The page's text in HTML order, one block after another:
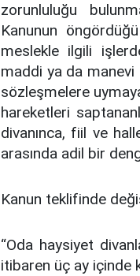
zorunluluğu
Kanunun
meslekle ilgili
maddi ya da manevi
sözleşmelere
hareketleri
divanınca, fiil ve
arasında adil bir
Kanun teklifinde
“Oda haysiyet
itibaren üç ay içinde